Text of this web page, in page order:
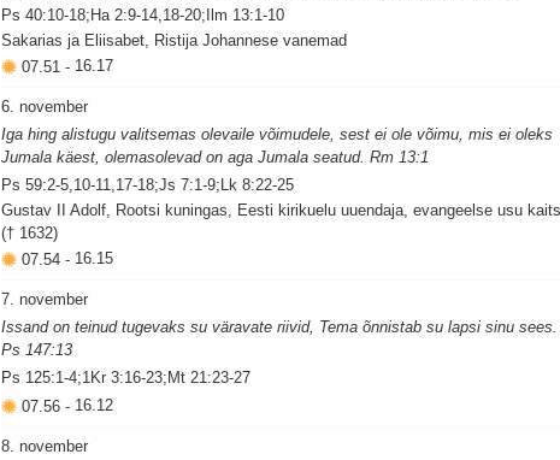
Ps 40:10-18;Ha 2:9-14,18-20;Ilm 13:1-10
Sakarias ja Eliisabet, Ristija Johannese vanemad
07.51 - 16.17
6. november
Iga hing alistugu valitsemas olevaile võimudele, sest ei ole võimu, mis ei oleks
Jumala käest, olemasolevad on aga Jumala seatud. Rm 13:1
Ps 59:2-5,10-11,17-18;Js 7:1-9;Lk 8:22-25
Gustav II Adolf, Rootsi kuningas, Eesti kirikuelu uuendaja, evangeelse usu
(† 1632)
07.54 - 16.15
7. november
Issand on teinud tugevaks su väravate riivid, Tema õnnistab su lapsi sinu sees.
Ps 147:13
Ps 125:1-4;1Kr 3:16-23;Mt 21:23-27
07.56 - 16.12
8. november